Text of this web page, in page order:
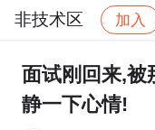
非技术区 加入
社区 非技术区
面试刚回来,被
静一下心情!